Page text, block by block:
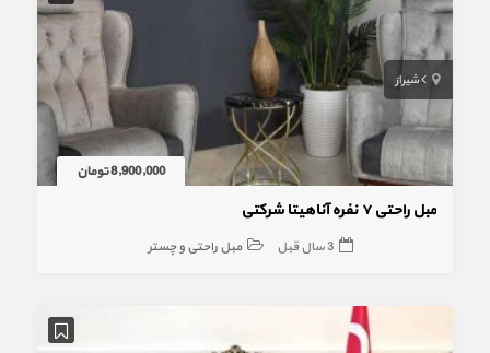
شیراز
8,900,000 تومان
مبل راحتی ۷ نفره آناهیتا شرکتی
3 سال قبل مبل راحتی و چستر